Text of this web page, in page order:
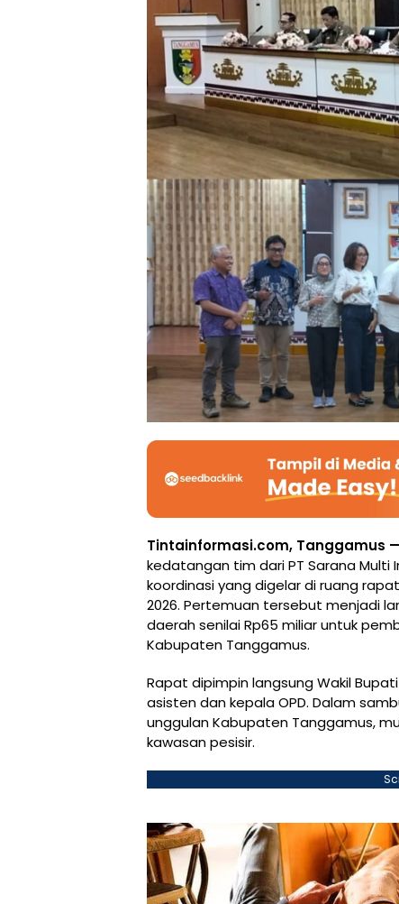
Tintainformasi.com, Tanggamus
kedatangan tim dari PT Sarana Multi
koordinasi yang digelar di ruang
2026. Pertemuan tersebut menjadi
daerah senilai Rp65 miliar untuk
Kabupaten Tanggamus.
Rapat dipimpin langsung Wakil
asisten dan kepala OPD. Dalam
unggulan Kabupaten Tanggamus,
kawasan pesisir.